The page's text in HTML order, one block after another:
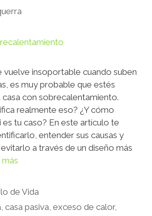
vuelve insoportable cuando suben
es muy probable que estés
casa con sobrecalentamiento.
realmente eso? ¿Y cómo
es tu caso? En este artículo te
entender sus causas y
a través de un diseño más
de Vida
casa pasiva exceso de calor,